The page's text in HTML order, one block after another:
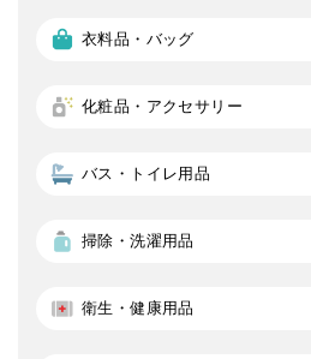
衣料品・バッグ
化粧品・アクセサリー
バス・トイレ用品
掃除・洗濯用品
衛生・健康用品